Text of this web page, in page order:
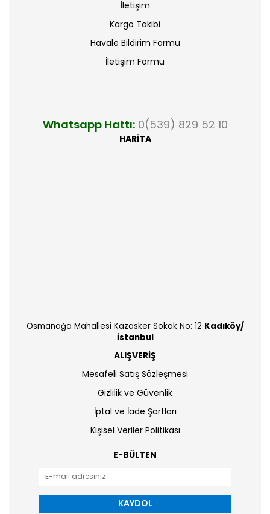
İletişim
Kargo Takibi
Havale Bildirim Formu
İletişim Formu
Whatsapp Hattı: 0(539) 829 52 10
HARİTA
Osmanağa Mahallesi Kazasker Sokak No: 12 Kadıköy/
İstanbul
ALIŞVERİŞ
Mesafeli Satış Sözleşmesi
Gizlilik ve Güvenlik
İptal ve İade Şartları
Kişisel Veriler Politikası
E-BÜLTEN
KAYDOL